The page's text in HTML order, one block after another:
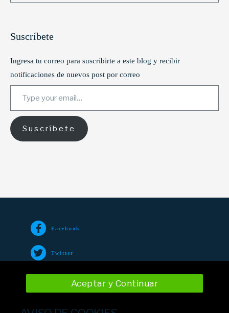
Suscríbete
Ingresa tu correo para suscribirte a este blog y recibir
notificaciones de nuevos post por correo
Type your email…
Suscríbete
Facebook
Twitter
Aceptar y Continuar